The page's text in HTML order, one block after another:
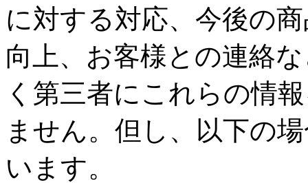
に対する対応、今後の
向上、お客様との連絡
く第三者にこれらの情
ません。但し、以下の
います。